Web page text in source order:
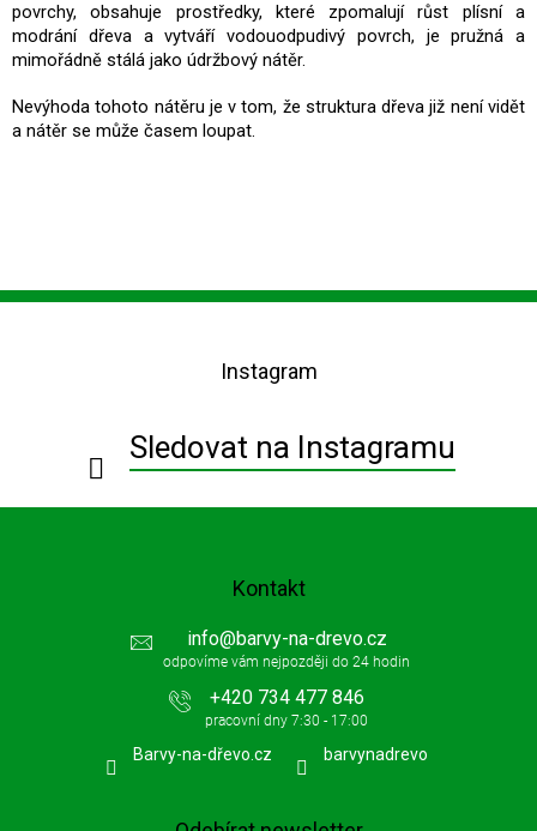
povrchy, obsahuje prostředky, které zpomalují růst plísní a
modrání dřeva a vytváří vodouodpudivý povrch, je pružná a
mimořádně stálá jako údržbový nátěr.
Nevýhoda tohoto nátěru je v tom, že struktura dřeva již není vidět
a nátěr se může časem loupat.
Z
Instagram
Sledovat na Instagramu
Kontakt
info@barvy-na-drevo.cz
+420 734 477 846
Barvy-na-dřevo.cz barvynadrevo